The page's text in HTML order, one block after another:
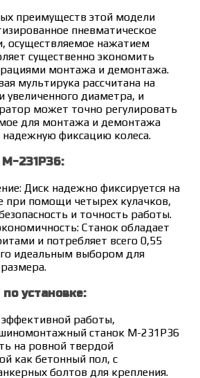
преимуществ этой модели
пневматическое
осуществляемое нажатием
существенно экономить
монтажа и демонтажа.
мультирука рассчитана на
увеличенного диаметра, и
может точно регулировать
для монтажа и демонтажа
надежную фиксацию колеса.
231P36:
Диск надежно фиксируется на
при помощи четырех кулачков,
и точность работы.
Станок обладает
и потребляет всего 0,55
идеальным выбором для
установке:
работы,
станок M-231P36
на ровной твердой
как бетонный пол, с
болтов для крепления.